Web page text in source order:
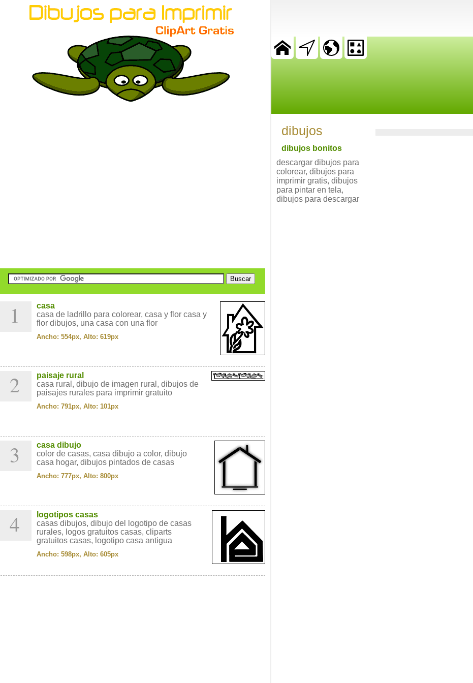
1
casa
casa de ladrillo para colorear, casa y flor casa y
flor dibujos, una casa con una flor
Ancho: 554px, Alto: 619px
2
paisaje rural
casa rural, dibujo de imagen rural, dibujos de
paisajes rurales para imprimir gratuito
Ancho: 791px, Alto: 101px
3
casa dibujo
color de casas, casa dibujo a color, dibujo
casa hogar, dibujos pintados de casas
Ancho: 777px, Alto: 800px
4
logotipos casas
casas dibujos, dibujo del logotipo de casas
rurales, logos gratuitos casas, cliparts
gratuitos casas, logotipo casa antigua
Ancho: 598px, Alto: 605px
dibujos
dibujos bonitos
descargar dibujos para
colorear, dibujos para
imprimir gratis, dibujos
para pintar en tela,
dibujos para descargar